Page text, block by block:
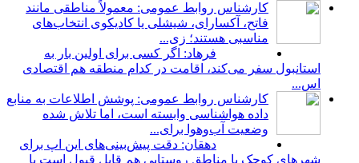
کارشناس روابط عمومی: معمولاً مناطقی مانند
فاتح، آکسارای، شیشلی یا کادیکوی انتخاب‌های
مناسبی هستند؛ زی...
فرهاد: اگر کسی برای اولین بار به
استانبول سفر می‌کند، اقامت در کدام منطقه هم اقتصادی
اس...
کارشناس روابط عمومی: پوشش اطلاعات به منابع
داده هواشناسی وابسته است، اما تلاش شده
وضعیت آب‌وهوا برای...
دهقان: دقت پیش‌بینی‌های این اپ برای
شهرهای کوچک یا مناطق روستایی هم قابل قبول است یا